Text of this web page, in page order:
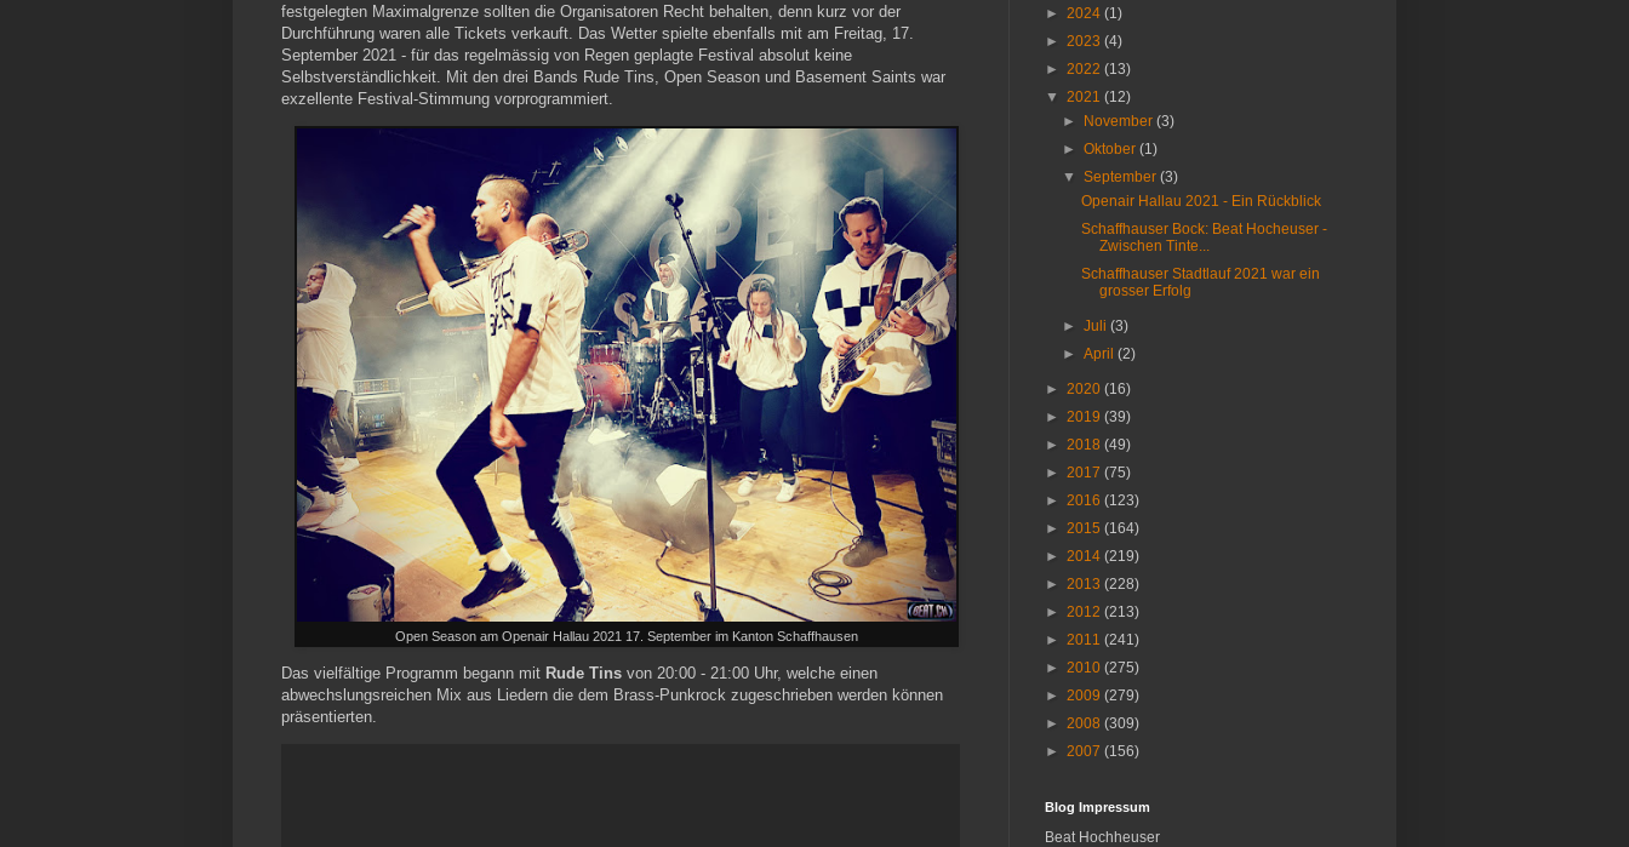
festgelegten Maximalgrenze sollten die Organisatoren Recht behalten, denn kurz vor der
Durchführung waren alle Tickets verkauft. Das Wetter spielte ebenfalls mit am Freitag, 17.
September 2021 - für das regelmässig von Regen geplagte Festival absolut keine
Selbstverständlichkeit. Mit den drei Bands Rude Tins, Open Season und Basement Saints war
exzellente Festival-Stimmung vorprogrammiert.
Open Season am Openair Hallau 2021 17. September im Kanton Schaffhausen
Das vielfältige Programm begann mit Rude Tins von 20:00 - 21:00 Uhr, welche einen
abwechslungsreichen Mix aus Liedern die dem Brass-Punkrock zugeschrieben werden können
präsentierten.
► 2024 (1)
► 2023 (4)
► 2022 (13)
▼ 2021 (12)
►
November(3)
►Oktober(1)
▼September(3)
Openair Hallau 2021 - Ein Rückblick
Schaffhauser Bock: Beat Hocheuser -
Zwischen Tinte...
Schaffhauser Stadtlauf 2021 war ein
grosser Erfolg
►Juli(3)
►April(2)
► 2020 (16)
► 2019 (39)
► 2018 (49)
► 2017 (75)
► 2016 (123)
► 2015 (164)
► 2014 (219)
► 2013 (228)
► 2012 (213)
► 2011 (241)
► 2010 (275)
► 2009 (279)
► 2008 (309)
► 2007 (156)
Blog Impressum
Beat Hochheuser